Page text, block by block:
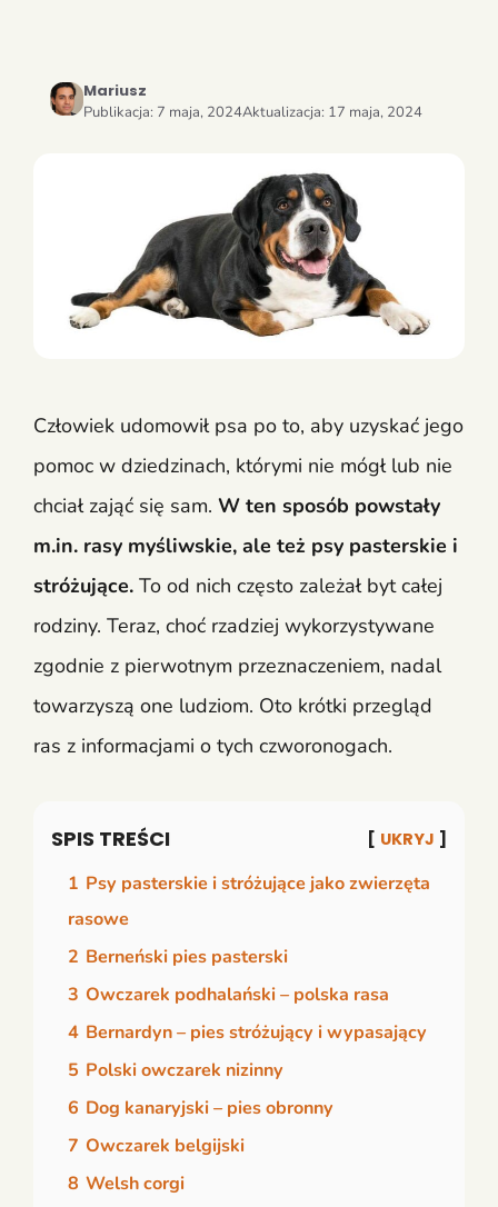
Mariusz
Publikacja: 7 maja, 2024Aktualizacja: 17 maja, 2024
Człowiek udomowił psa po to, aby uzyskać jego
pomoc w dziedzinach, którymi nie mógł lub nie
chciał zająć się sam. W ten sposób powstały
m.in. rasy myśliwskie, ale też psy pasterskie i
stróżujące. To od nich często zależał byt całej
rodziny. Teraz, choć rzadziej wykorzystywane
zgodnie z pierwotnym przeznaczeniem, nadal
towarzyszą one ludziom. Oto krótki przegląd
ras z informacjami o tych czworonogach.
SPIS TREŚCI UKRYJ
1 Psy pasterskie i stróżujące jako zwierzęta
rasowe
2 Berneński pies pasterski
3 Owczarek podhalański – polska rasa
4 Bernardyn – pies stróżujący i wypasający
5 Polski owczarek nizinny
6 Dog kanaryjski – pies obronny
7 Owczarek belgijski
8 Welsh corgi